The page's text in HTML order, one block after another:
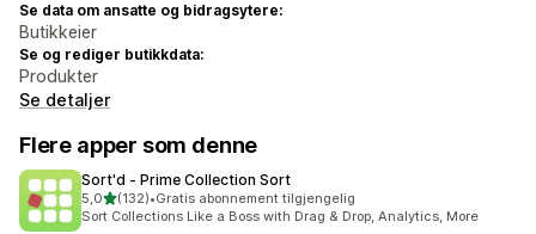
Se data om ansatte og bidragsytere:
Butikkeier
Se og rediger butikkdata:
Produkter
Se detaljer
Flere apper som denne
Sort'd ‑ Prime Collection Sort
5,0av 5 stjerner
(132)
Totalt 132 omtaler
•Gratis abonnement tilgjengelig
Sort Collections Like a Boss with Drag & Drop, Analytics, More